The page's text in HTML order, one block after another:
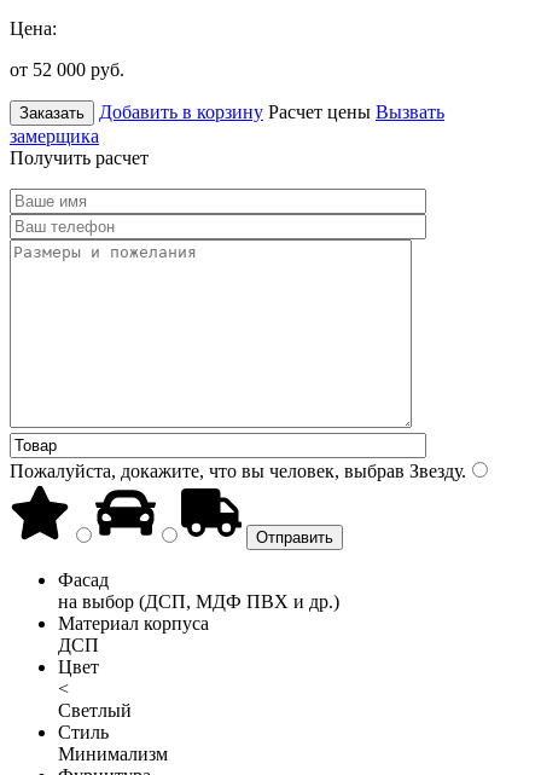
Цена:
от 52 000 руб.
Заказать Добавить в корзину Расчет цены Вызвать
замерщика
Получить расчет
Пожалуйста, докажите, что вы человек, выбрав Звезду.
Фасад
на выбор (ДСП, МДФ ПВХ и др.)
Материал корпуса
ДСП
Цвет
<
Светлый
Стиль
Минимализм